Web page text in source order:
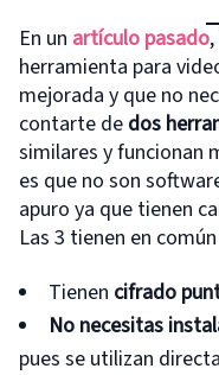
En un artículo pasado
herramienta para
mejorada y que no
contarte de dos
similares y funcionan
es que no son
apuro ya que tienen
Las 3 tienen en
Tienen cifrado
No necesitas
pues se utilizan